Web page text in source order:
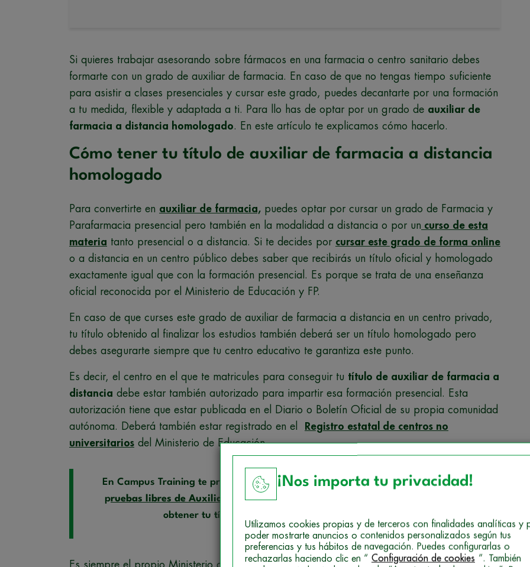
Si quieres trabajar asesorando sobre fármacos en una farmacia o centro sanitario debes
formarte con un grado de auxiliar de farmacia. En caso de que no tengas tiempo suficiente
para asistir a clases presenciales y cursar este grado, puedes decantarte por una formación
a tu medida, flexible y adaptada a ti. Para llo has de optar por un grado de auxiliar de
farmacia a distancia homologado. En este artículo te explicamos cómo hacerlo.
Cómo tener tu título de auxiliar de farmacia a distancia
homologado
Para convertirte en auxiliar de farmacia, puedes optar por cursar un grado de Farmacia y
Parafarmacia presencial pero también en la modalidad a distancia o por un curso de esta
materia tanto presencial o a distancia. Si te decides por cursar este grado de forma online
o a distancia en un centro público debes saber que recibirás un título oficial y homologado
exactamente igual que con la formación presencial. Es porque se trata de una enseñanza
oficial reconocida por el Ministerio de Educación y FP.
En caso de que curses este grado de auxiliar de farmacia a distancia en un centro privado,
tu título obtenido al finalizar los estudios también deberá ser un título homologado pero
debes asegurarte siempre que tu centro educativo te garantiza este punto.
Es decir, el centro en el que te matricules para conseguir tu título de auxiliar de farmacia a
distancia debe estar también autorizado para impartir esa formación presencial. Esta
autorización tiene que estar publicada en el Diario o Boletín Oficial de su propia comunidad
autónoma. Deberá también estar registrado en el
Registro estatal de centros no
universitarios del Ministerio de Educación.
En Campus Training te preparamos para que te presentes a las
pruebas libres de Auxiliar de Farmacia
obtener tu título oficial y homologado
Es siempre el propio Ministerio de Educación y FP el que emita tutítulo de auxiliar de
¡Nos importa tu privacidad!
Utilizamos cookies propias y de terceros con finalidades analíticas y
poder mostrarte anuncios o contenidos personalizados según tus
preferencias y tus hábitos de navegación. Puedes configurarlas o
rechazarlas haciendo clic en “ Configuración de cookies ”. También